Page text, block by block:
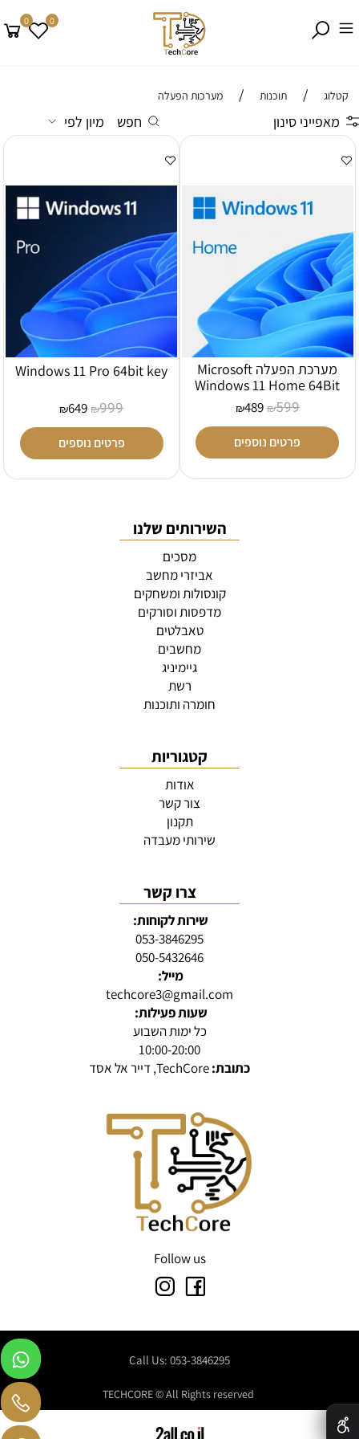
0 0
קטלוג / תוכנות / מערכות הפעלה
מאפייני סינון חפש מיון לפי
מערכת הפעלה Microsoft
Windows 11 Home 64Bit
₪599
₪489
פרטים נוספים
Windows 11 Pro 64bit key
₪999
₪649
פרטים נוספים
השירותים שלנו
מסכים
אביזרי מחשב
קונסולות ומשחקים
מדפסות וסורקים
טאבלטים
מחשבים
גיימיניג
רשת
חומרה ותוכנות
קטגוריות
אודות
צור קשר
תקנון
שירותי מעבדה
צרו קשר
שירות לקוחות:
053-3846295
050-5432646
מייל:
techcore3@gmail.com
שעות פעילות:
כל ימות השבוע
10:00-20:00
כתובת:TechCore, דייר אל אסד
Follow us
Call Us: 053-3846295